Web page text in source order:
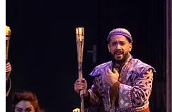
Soluções
Alelo Pod Gestão de
Contrate agora